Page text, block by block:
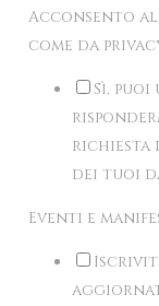
Acconsento
come da
Sì,
richiesta
dei tuoi
Eventi e